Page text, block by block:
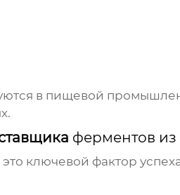
в пищевой
ферментов из
ключевой фактор